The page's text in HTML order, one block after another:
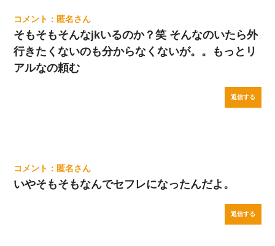
匿名
そもそもそんなjkいるのか？笑 そんなのいたら外
行きたくないのも分からなくないが。。もっとリ
アルなの頼む
返信する
匿名
いやそもそもなんでセフレになったんだよ。
返信する